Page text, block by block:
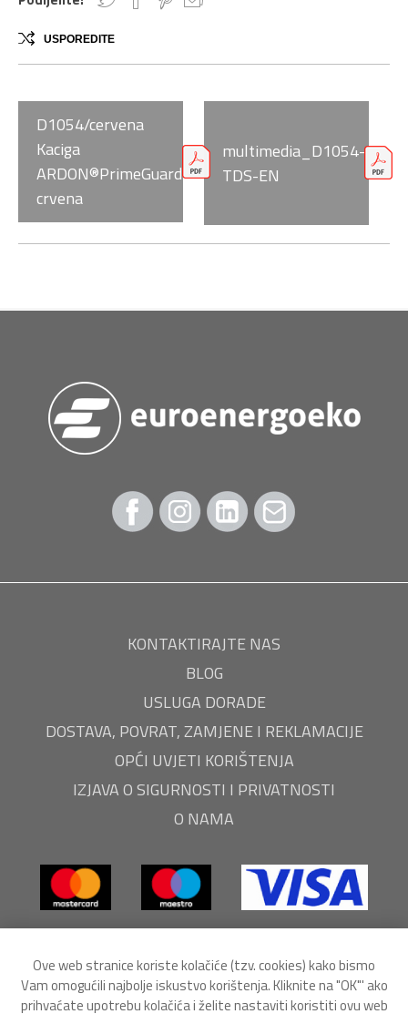
USPOREDITE
D1054/cervena
Kaciga
ARDON®PrimeGuard
crvena
multimedia_D1054-
TDS-EN
KONTAKTIRAJTE NAS
BLOG
USLUGA DORADE
DOSTAVA, POVRAT, ZAMJENE I REKLAMACIJE
OPĆI UVJETI KORIŠTENJA
IZJAVA O SIGURNOSTI I PRIVATNOSTI
O NAMA
Ove web stranice koriste kolačiće (tzv. cookies) kako bismo
Vam omogućili najbolje iskustvo korištenja. Kliknite na "OK"' ako
prihvaćate upotrebu kolačića i želite nastaviti koristiti ovu web